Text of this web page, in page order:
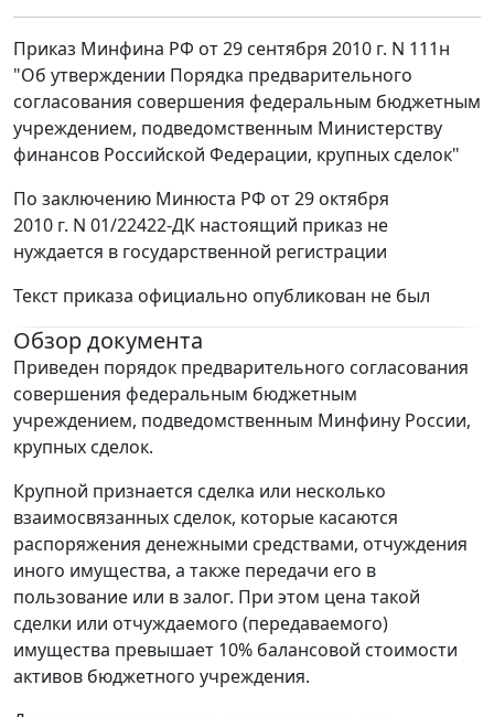
Приказ Минфина РФ от 29 сентября 2010 г. N 111н
"Об утверждении Порядка предварительного
согласования совершения федеральным бюджетным
учреждением, подведомственным Министерству
финансов Российской Федерации, крупных сделок"
По заключению Минюста РФ от 29 октября
2010 г. N 01/22422-ДК настоящий приказ не
нуждается в государственной регистрации
Текст приказа официально опубликован не был
Обзор документа
Приведен порядок предварительного согласования
совершения федеральным бюджетным
учреждением, подведомственным Минфину России,
крупных сделок.
Крупной признается сделка или несколько
взаимосвязанных сделок, которые касаются
распоряжения денежными средствами, отчуждения
иного имущества, а также передачи его в
пользование или в залог. При этом цена такой
сделки или отчуждаемого (передаваемого)
имущества превышает 10% балансовой стоимости
активов бюджетного учреждения.